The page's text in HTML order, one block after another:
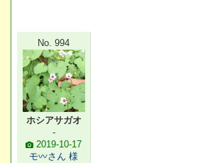
No. 994
ホシアサガオ
-
2019-10-17
モ〰️さん 様